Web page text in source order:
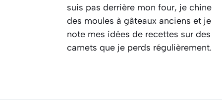
suis pas derrière mon four, je chine
des moules à gâteaux anciens et je
note mes idées de recettes sur des
carnets que je perds régulièrement.